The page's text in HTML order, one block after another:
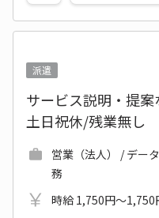
派遣
サービス説明・提
土日祝休/残業無し
営業（法人） / デー
務
時給 1,750円～1,750